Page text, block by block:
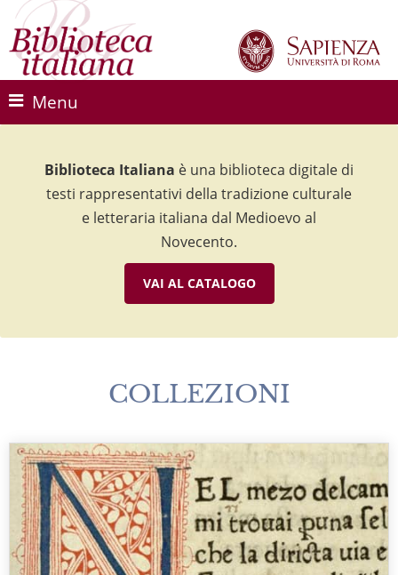
Menu
Biblioteca Italiana è una biblioteca digitale di
testi rappresentativi della tradizione culturale
e letteraria italiana dal Medioevo al
Novecento.
VAI AL CATALOGO
Biblioteca Italiana è una biblioteca digitale di
testi rappresentativi della tradizione culturale
e letteraria italiana dal Medioevo al
Novecento.
VAI AL CATALOGO
Biblioteca Italiana è una biblioteca digitale di
testi rappresentativi della tradizione culturale
e letteraria italiana dal Medioevo al
Novecento.
VAI AL CATALOGO
COLLEZIONI